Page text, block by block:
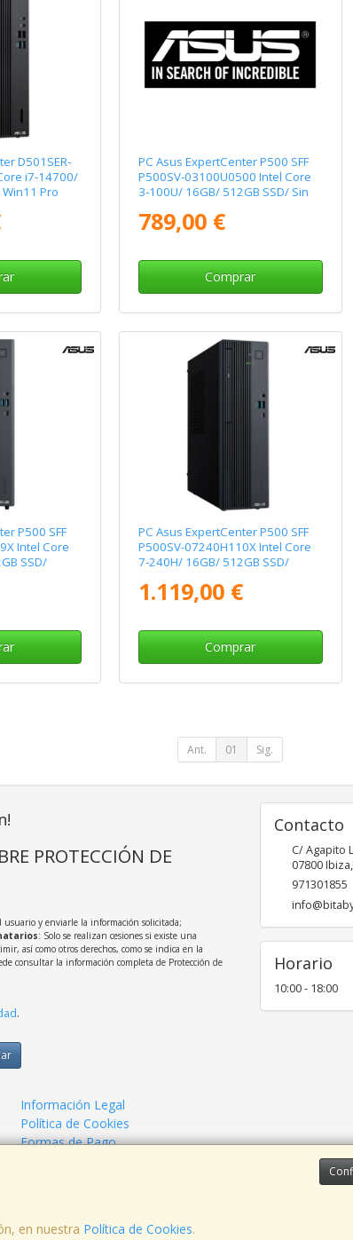
D501SER-
i7-14700/
Pro
PC Asus ExpertCenter P500 SFF
P500SV-03100U0500 Intel Core
3-100U/ 16GB/ 512GB SSD/ Sin
789,00 €
Comprar
P500 SFF
Intel Core
SSD/
PC Asus ExpertCenter P500 SFF
P500SV-07240H110X Intel Core
7-240H/ 16GB/ 512GB SSD/
1.119,00 €
Comprar
Ant. 01 Sig.
en nuestra Política de Cookies.
PROTECCIÓN DE
usuario y enviarle la información solicitada;
: Solo se realizan cesiones si existe una
así como otros derechos, como se indica en la
consultar la información completa de Protección de
.
Información Legal
Política de Cookies
Formas de Pago
Contacto
C/ Agapito
07800Ibiza,
971301855
Horario
10:00 - 18:00
- C.I.F.: B97508964 - Tfno: